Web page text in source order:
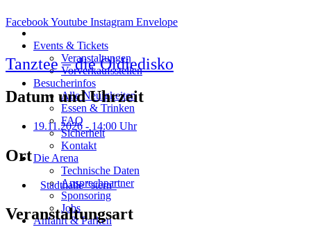
Events & Tickets
Veranstaltungen
Vorverkaufsstellen
Besucherinfos
Alle Neuigkeiten
Essen & Trinken
FAQ
Sicherheit
Kontakt
Die Arena
Technische Daten
Ansprechpartner
Sponsoring
Jobs
Anfahrt & Parken
FacebookYoutube Instagram Envelope
Tanztee – die Oldiedisko
Datum und Uhrzeit
19.11.2026- 14:00 Uhr
Ort
Stadthalle "stern"
Veranstaltungsart